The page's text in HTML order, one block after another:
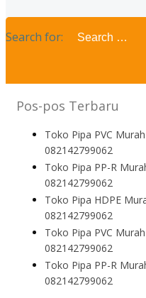
Search for:
Pos-pos Terbaru
Toko Pipa PVC
082142799062
Toko Pipa PP-R
082142799062
Toko Pipa HDPE
082142799062
Toko Pipa PVC
082142799062
Toko Pipa PP-R
082142799062